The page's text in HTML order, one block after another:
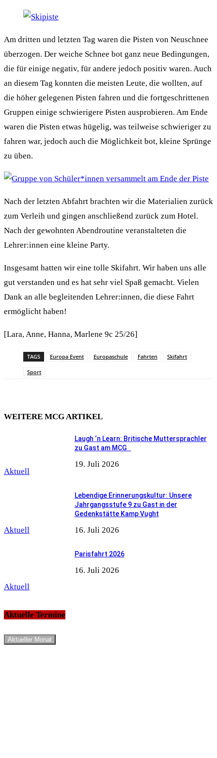
Am dritten und letzten Tag waren die Pisten von Neuschnee
überzogen. Der weiche Schnee bot ganz neue Bedingungen,
die für einige negativ, für andere jedoch positiv waren. Auch
an diesem Tag konnten die meisten Leute, die wollten, auf
die höher gelegenen Pisten fahren und die fortgeschrittenen
Gruppen einige schwierigere Pisten ausprobieren. Am Ende
waren die Pisten etwas hügelig, was teilweise schwieriger zu
fahren war, jedoch auch die Möglichkeit bot, kleine Sprünge
zu üben.
Nach der letzten Abfahrt brachten wir die Materialien zurück
zum Verleih und gingen anschließend zurück zum Hotel.
Nach der gewohnten Abendroutine veranstalteten die
Lehrer:innen eine kleine Party.
Insgesamt hatten wir eine tolle Skifahrt. Wir haben uns alle
gut verstanden und es hat sehr viel Spaß gemacht. Vielen
Dank an alle begleitenden Lehrer:innen, die diese Fahrt
ermöglicht haben!
[Lara, Anne, Hanna, Marlene 9c 25/26]
TAGS Europa Event Europaschule Fahrten Skifahrt
Sport
WEITERE MCG ARTIKEL
Aktuell
Laugh ‘n Learn: Britische Muttersprachler
zu Gast am MCG
19. Juli 2026
Aktuell
Lebendige Erinnerungskultur: Unsere
Jahrgangsstufe 9 zu Gast in der
Gedenkstätte Kamp Vught
16. Juli 2026
Aktuell
Parisfahrt 2026
16. Juli 2026
Aktuelle Termine
Aktueller Monat